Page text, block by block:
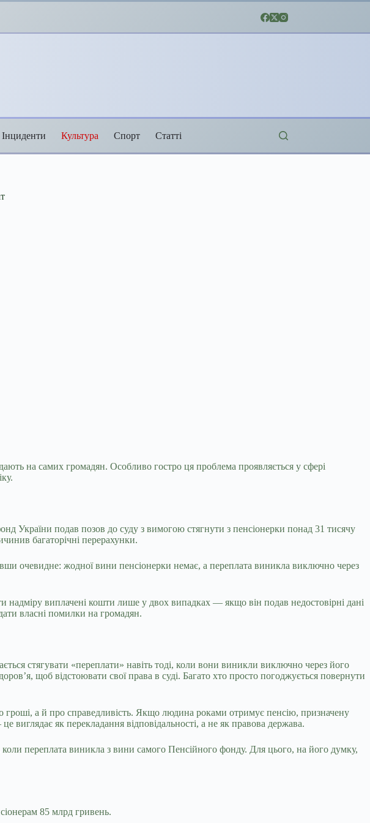
Інциденти Культура Спорт Статті
на самих громадян. Особливо гостро ця проблема проявляється у сфері
України подав позов до суду з вимогою стягнути з пенсіонерки понад 31 тисячу
багаторічні перерахунки.
очевидне: жодної вини пенсіонерки немає, а переплата виникла виключно через
надміру виплачені кошти лише у двох випадках — якщо він подав недостовірні дані
власні помилки на громадян.
стягувати «переплати» навіть тоді, коли вони виникли виключно через його
щоб відстоювати свої права в суді. Багато хто просто погоджується повернути
а й про справедливість. Якщо людина роками отримує пенсію, призначену
як перекладання відповідальності, а не як правова держава.
переплата виникла з вини самого Пенсійного фонду. Для цього, на його думку,
85 млрд гривень.